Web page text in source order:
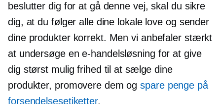
beslutter dig for at gå denne vej, skal du sikre
dig, at du følger alle dine lokale love og sender
dine produkter korrekt. Men vi anbefaler stærkt
at undersøge en e-handelsløsning for at give
dig størst mulig frihed til at sælge dine
produkter, promovere dem ogspare penge på
forsendelsesetiketter.